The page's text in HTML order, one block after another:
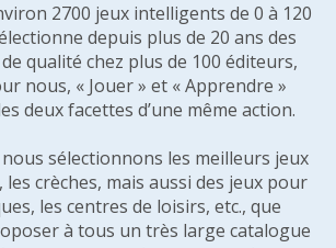
2700 jeux intelligents de 0 à 120
depuis plus de 20 ans des
qualité chez plus de 100 éditeurs,
nous, « Jouer » et « Apprendre »
deux facettes d’une même action.
nous sélectionnons les meilleurs jeux
les crèches, mais aussi des jeux pour
les centres de loisirs, etc., que
à tous un très large catalogue